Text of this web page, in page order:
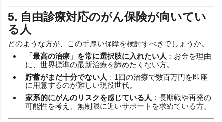
5. 自由診療対応のがん保険が向いてい
る人
どのような方が、この手厚い保障を検討すべきでしょうか。
「最高の治療」を常に選択肢に入れたい人 ：お金を理由
に、世界標準の最新治療を諦めたくない方。
貯蓄がまだ十分でない人 ：1回の治療で数百万円を即座
に用意するのが難しい現役世代。
家系的にがんのリスクを感じている人 ：長期戦や再発の
可能性を考え、無制限に近いサポートを求めている方。